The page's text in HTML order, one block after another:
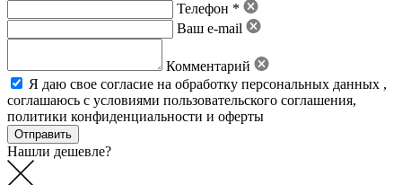
Телефон *
Ваш e-mail
Комментарий
Я даю свое согласие на обработку персональных данных ,
соглашаюсь с условиями пользовательского соглашения,
политики конфиденциальности и оферты
Нашли дешевле?